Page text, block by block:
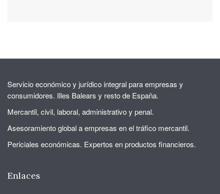
Servicio económico y jurídico integral para empresas y
consumidores. Illes Balears y resto de España.
Mercantil, civil, laboral, administrativo y penal.
Asesoramiento global a empresas en el tráfico mercantil.
Periciales económicas. Expertos en productos financieros.
Enlaces